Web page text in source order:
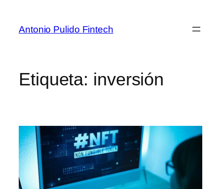
Antonio Pulido Fintech
Etiqueta: inversión